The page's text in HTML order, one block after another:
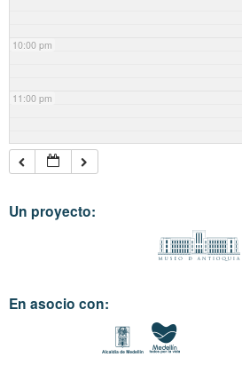
10:00 pm
11:00 pm
Un proyecto:
En asocio con: